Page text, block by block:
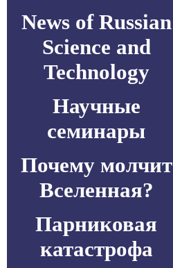
News of Russian
Science and
Technology
Научные
семинары
Почему молчит
Вселенная?
Парниковая
катастрофа